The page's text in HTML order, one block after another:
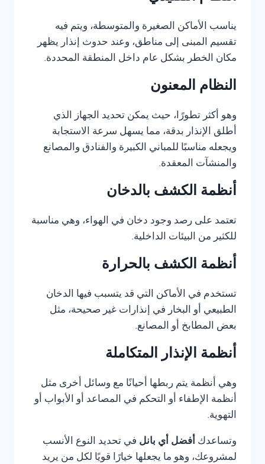
يناسب الأماكن الصغيرة والمتوسطة، ويتم فيه
تقسيم المبنى إلى مناطق، وعند حدوث إنذار يظهر
مكان الخطر بشكل عام داخل المنطقة المحددة.
النظام المعنون
وهو أكثر تطورًا، حيث يمكن تحديد الجهاز الذي
أطلق الإنذار بدقة، مما يسهل سرعة الاستجابة
ويجعله مناسبًا للمباني الكبيرة والفنادق والمصانع
والمنشآت المعقدة.
أنظمة الكشف بالدخان
تعتمد على رصد وجود دخان في الهواء، وهي مناسبة
للكثير من البيئات الداخلية.
أنظمة الكشف بالحرارة
تستخدم في الأماكن التي قد يتسبب فيها الدخان
الطبيعي أو البخار في إنذارات غير صحيحة، مثل
بعض المطابخ أو المصانع.
أنظمة الإنذار المتكاملة
وهي أنظمة يتم ربطها أحيانًا مع وسائل أخرى مثل
أنظمة الإطفاء أو التحكم في المصاعد أو الأبواب أو
التهوية.
وتساعدك أفضل أي بانل في تحديد النوع الأنسب
لمشروعك، وهو ما يجعلها خيارًا قويًا لكل من يريد